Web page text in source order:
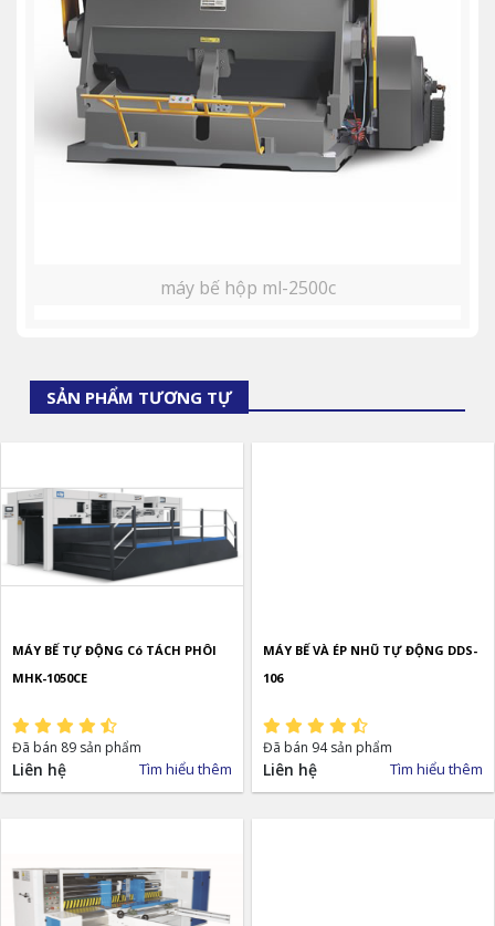
máy bế hộp ml-2500c
SẢN PHẨM TƯƠNG TỰ
MÁY BẾ TỰ ĐỘNG Có TÁCH PHÔI
MHK-1050CE
Đã bán 89 sản phẩm
Liên hệ Tìm hiểu thêm
MÁY BẾ VÀ ÉP NHŨ TỰ ĐỘNG DDS-
106
Đã bán 94 sản phẩm
Liên hệ Tìm hiểu thêm